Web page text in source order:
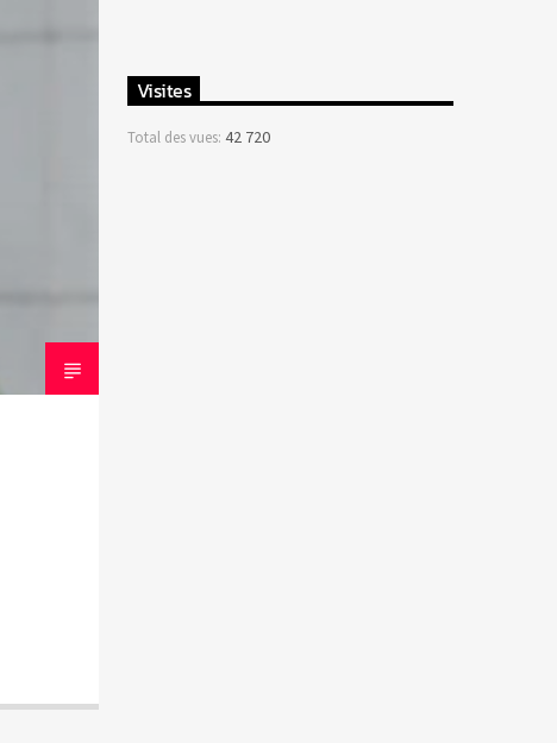
Visites
Total des vues: 42 720